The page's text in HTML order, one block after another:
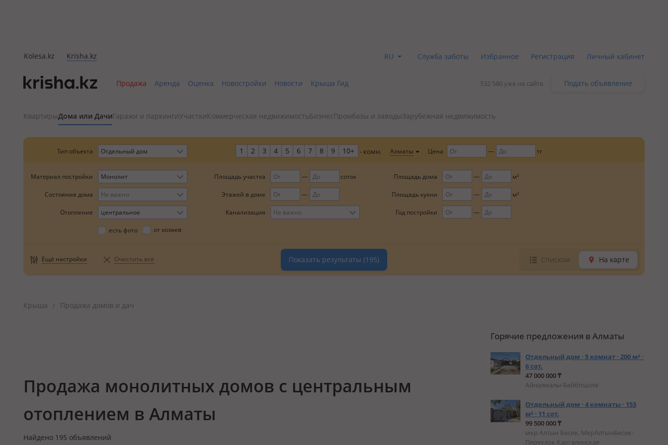
Kolesa.kz Krisha.kz RU Служба заботы Избранное Регистрация Личный кабинет
Продажа Аренда Оценка Новостройки Новости Крыша Гид 532 580 уже на сайте Подать объявление
Квартиры Дома или ДачиГаражи и паркингиУчасткиКоммерческая недвижимостьБизнесПромбазы и заводы Зарубежная недвижимость
Тип объекта Отдельный дом 1 2 3 4 5 6 7 8 9 10+ - комн. Алматы Цена тг
Материал постройки Монолит Площадь участка соток Площадь дома м²
Состояние дома Не важно Этажей в доме Площадь кухни м²
Отопление центральное Канализация Не важно Год постройки
есть фото от хозяев
Ещё настройки Очистить всё Показать результаты (195) Списком На карте
Крыша / Продажа домов и дач
Продажа монолитных домов с центральным
отоплением в Алматы
Найдено 195 объявлений
Горячие предложения в Алматы
Отдельный дом · 5 комнат · 200 м² ·
6 сот.
47 000 000 ₸
Айналмалы-Бейбітшілік
Отдельный дом · 4 комнаты · 153
м² · 11 сот.
99 500 000 ₸
мкр Алтын Бесик, МкрАлтынБесик-
Переулок Каргалинская